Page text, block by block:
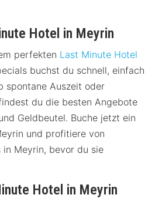
Hotel in Meyrin
perfekten Last Minute Hotel
buchst du schnell, einfach
spontane Auszeit oder
du die besten Angebote
Geldbeutel. Buche jetzt ein
und profitiere von
in Meyrin, bevor du sie
Hotel in Meyrin